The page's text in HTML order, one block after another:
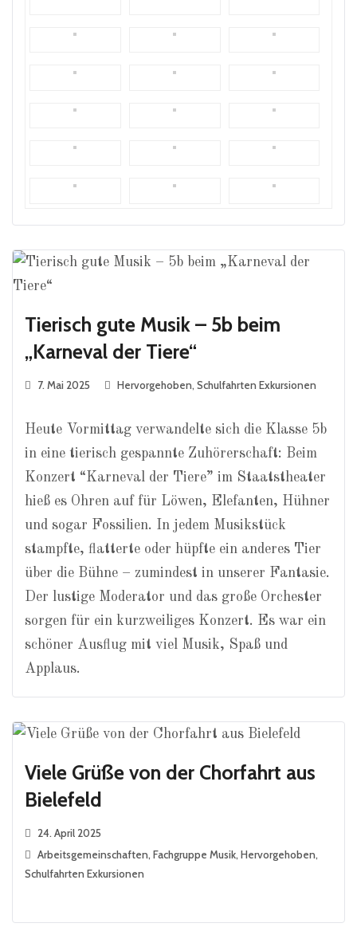
Tierisch gute Musik – 5b beim
„Karneval der Tiere“
7. Mai 2025 Hervorgehoben, Schulfahrten Exkursionen
Heute Vormittag verwandelte sich die Klasse 5b
in eine tierisch gespannte Zuhörerschaft: Beim
Konzert “Karneval der Tiere” im Staatstheater
hieß es Ohren auf für Löwen, Elefanten, Hühner
und sogar Fossilien. In jedem Musikstück
stampfte, flatterte oder hüpfte ein anderes Tier
über die Bühne – zumindest in unserer Fantasie.
Der lustige Moderator und das große Orchester
sorgen für ein kurzweiliges Konzert. Es war ein
schöner Ausflug mit viel Musik, Spaß und
Applaus.
Viele Grüße von der Chorfahrt aus
Bielefeld
24. April 2025
Arbeitsgemeinschaften, Fachgruppe Musik, Hervorgehoben,
Schulfahrten Exkursionen